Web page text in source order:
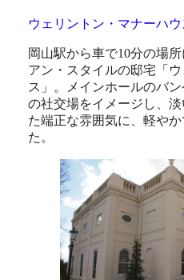
ウェリントン・マナーハ
岡山駅から車で10分の場
アン・スタイルの邸宅「
ス」。メインホールのバ
の社交場をイメージし、
た端正な雰囲気に、軽や
た。